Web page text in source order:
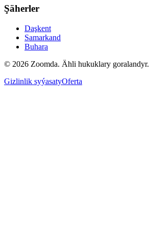
Şäherler
Daşkent
Samarkand
Buhara
© 2026 Zoomda. Ähli hukuklary goralandyr.
Gizlinlik syýasatyOferta